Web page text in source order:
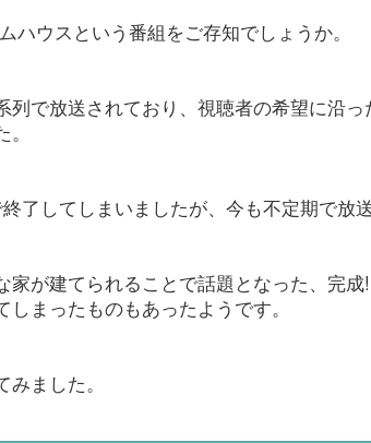
ハウスという番組をご存知でしょうか。
列で放送されており、視聴者の希望に沿
了してしまいましたが、今も不定期で放
家が建てられることで話題となった、完
しまったものもあったようです。
ました。